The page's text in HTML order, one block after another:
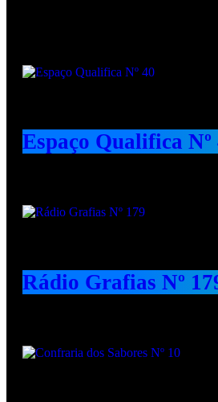
Espaço Qualifica Nº
Rádio Grafias Nº